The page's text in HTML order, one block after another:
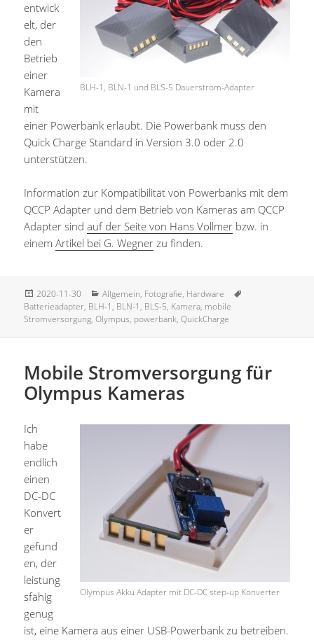
BLH-1, BLN-1 und BLS-5 Dauerstrom-Adapter
entwick
elt, der
den
Betrieb
einer
Kamera
mit
einer Powerbank erlaubt. Die Powerbank muss den
Quick Charge Standard in Version 3.0 oder 2.0
unterstützen.
Information zur Kompatibilität von Powerbanks mit dem
QCCP Adapter und dem Betrieb von Kameras am QCCP
Adapter sindauf der Seite von Hans Vollmer bzw. in
einemArtikel bei G. Wegner zu finden.
Veröffentlicht
am
2020-11-30 Kategorien
Allgemein, Fotografie, Hardware
Batterieadapter, BLH-1 , BLN-1 , BLS-5, Kamera, mobile
Stromversorgung,Olympus, powerbank,QuickCharge
Mobile Stromversorgung für
Olympus Kameras
Olympus Akku Adapter mit DC-DC step-up Konverter
Ich
habe
endlich
einen
DC-DC
Konvert
er
gefund
en, der
leistung
sfähig
genug
ist, eine Kamera aus einer USB-Powerbank zu betreiben.